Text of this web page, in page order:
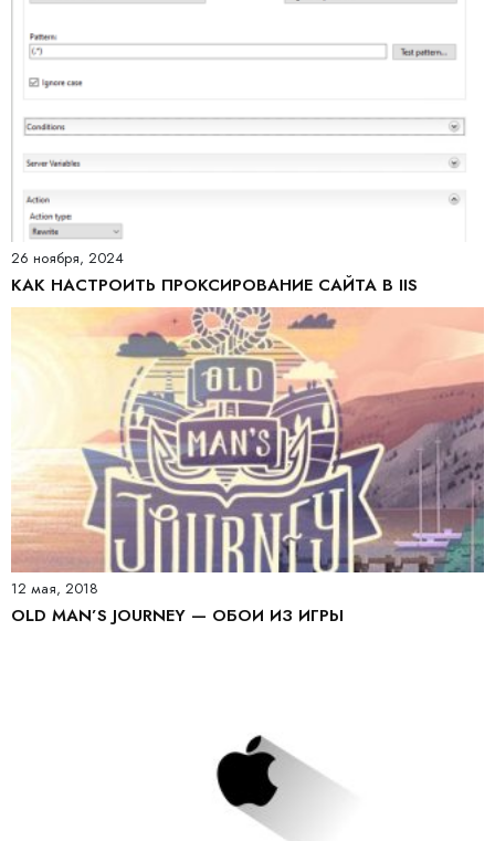
26 ноября, 2024
КАК НАСТРОИТЬ ПРОКСИРОВАНИЕ САЙТА В IIS
12 мая, 2018
OLD MAN’S JOURNEY — ОБОИ ИЗ ИГРЫ